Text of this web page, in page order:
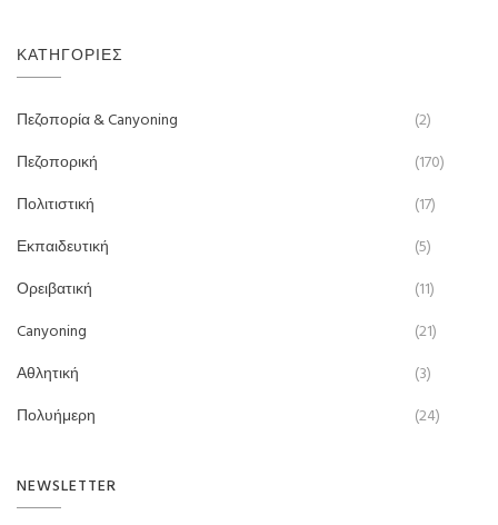
ΚΑΤΗΓΟΡΊΕΣ
Πεζοπορία & Canyoning
(2)
Πεζοπορική
(170)
Πολιτιστική
(17)
Εκπαιδευτική
(5)
Ορειβατική
(11)
Canyoning
(21)
Αθλητική
(3)
Πολυήμερη
(24)
NEWSLETTER